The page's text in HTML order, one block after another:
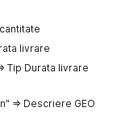
livrare
Tip Durata livrare
=> Descriere GEO